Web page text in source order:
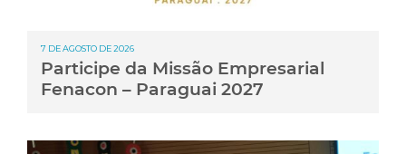
7 DE AGOSTO DE 2026
Participe da Missão Empresarial
Fenacon – Paraguai 2027